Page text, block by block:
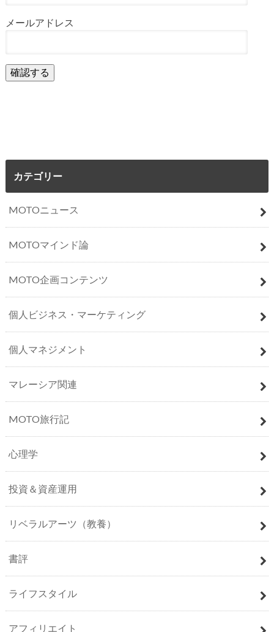
メールアドレス
カテゴリー
MOTOニュース
MOTOマインド論
MOTO企画コンテンツ
個人ビジネス・マーケティング
個人マネジメント
マレーシア関連
MOTO旅行記
心理学
投資＆資産運用
リベラルアーツ（教養）
書評
ライフスタイル
アフィリエイト